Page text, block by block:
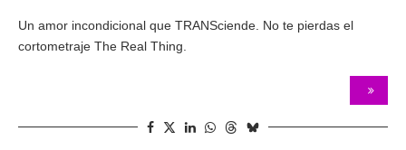
Un amor incondicional que TRANSciende. No te pierdas el
cortometraje The Real Thing.